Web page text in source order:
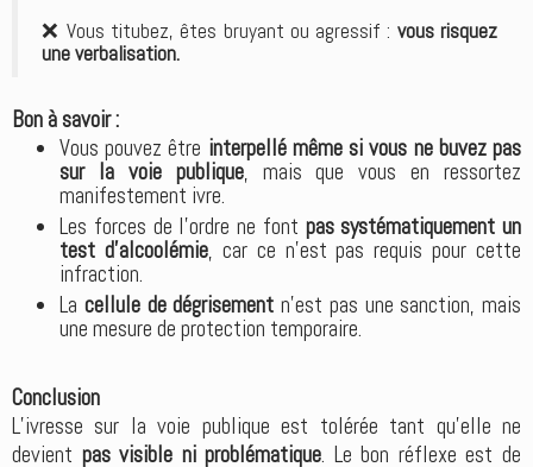
❌ Vous titubez, êtes bruyant ou agressif : vous risquez
une verbalisation.
Bon à savoir :
Vous pouvez être interpellé même si vous ne buvez pas
sur la voie publique, mais que vous en ressortez
manifestement ivre.
Les forces de l’ordre ne font pas systématiquement un
test d’alcoolémie, car ce n’est pas requis pour cette
infraction.
La cellule de dégrisement n’est pas une sanction, mais
une mesure de protection temporaire.
Conclusion
L’ivresse sur la voie publique est tolérée tant qu’elle ne
devient pas visible ni problématique. Le bon réflexe est de